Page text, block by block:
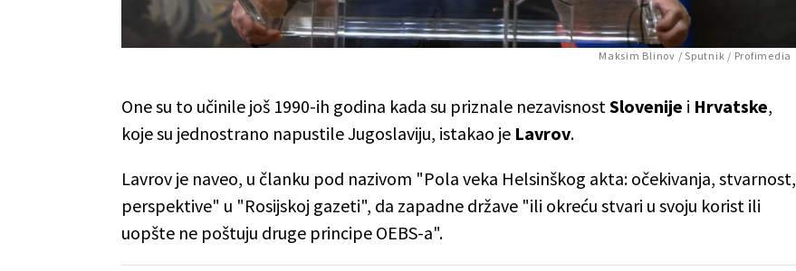
Maksim Blinov / Sputnik / Profimedia
One su to učinile još 1990-ih godina kada su priznale nezavisnost Slovenije i Hrvatske,
koje su jednostrano napustile Jugoslaviju, istakao je Lavrov.
Lavrov je naveo, u članku pod nazivom "Pola veka Helsinškog akta: očekivanja, stvarnost,
perspektive" u "Rosijskoj gazeti", da zapadne države "ili okreću stvari u svoju korist ili
uopšte ne poštuju druge principe OEBS-a".